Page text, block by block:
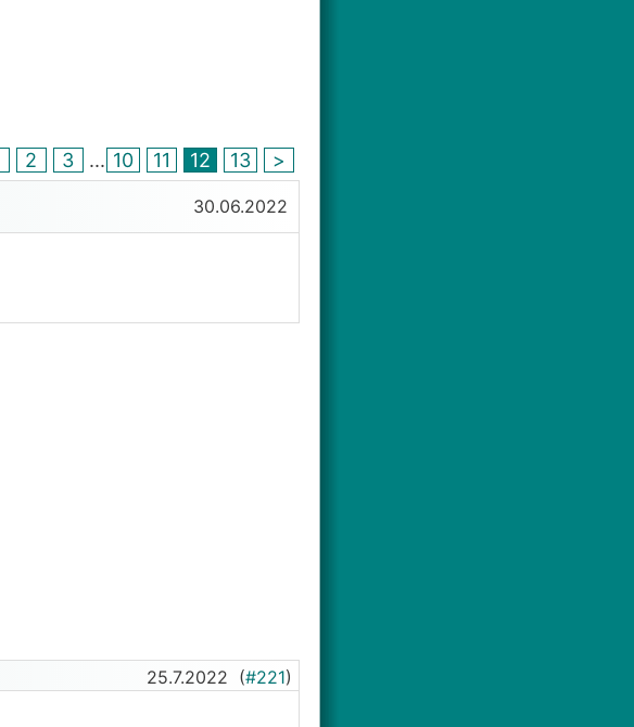
2 3 ... 10 11 12 13 >
30.06.2022
25.7.2022 (#221)